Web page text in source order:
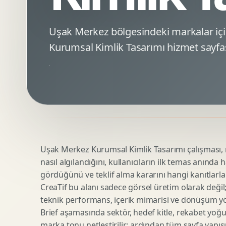
Minimal Logo Tasarimi
Amblem Tasarimi
Logo Revizyonu
Tipografik Logo Tasarimi
Startup Logo Tasarimi
Google Ads Reklam Tasarimi
Kampanya Stratejisi
Performans Reklam Kreatifleri
SEO Denetimi
E Ticaret SEO
Urun Gorsellestirme
3D Reklam Gorseli
Cgi Kampanya Gorseli
Motion 3D
3D Karakter Tasarimi
Uşak Merkez bölgesindeki markalar
Kurumsal Kimlik Tasarımı hizmet
Uşak Merkez Kurumsal Kimlik Tasarımı
nasıl algılandığını, kullanıcıların ilk temas
gördüğünü ve teklif alma kararını hangi
CreaTif bu alanı sadece görsel üretim olarak
teknik performans, içerik mimarisi ve dönüşüm
Brief aşamasında sektör, hedef kitle, rekabet